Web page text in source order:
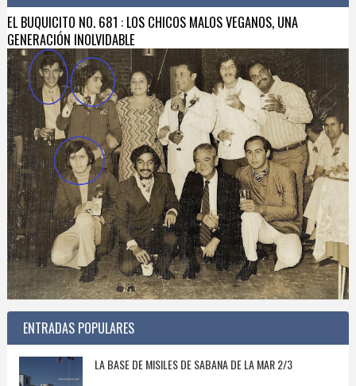
EL BUQUICITO NO. 681 : LOS CHICOS MALOS VEGANOS, UNA
GENERACIÓN INOLVIDABLE
ENTRADAS POPULARES
LA BASE DE MISILES DE SABANA DE LA MAR 2/3